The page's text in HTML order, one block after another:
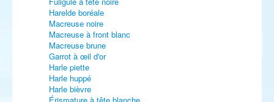
Harelde boréale
Macreuse noire
Macreuse à front blanc
Macreuse brune
Garrot à œil d'or
Harle piette
Harle huppé
Harle bièvre